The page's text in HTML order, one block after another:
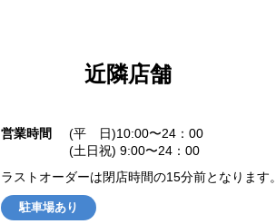
近隣店舗
営業時間
(平 日)10:00〜24：00
(土日祝) 9:00〜24：00
ラストオーダーは閉店時間の15分前となります。
駐車場あり